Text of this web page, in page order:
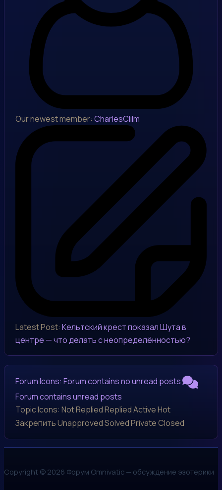
Our newest member: CharlesClilm
Latest Post: Кельтский крест показал Шута в
центре — что делать с неопределённостью?
Forum Icons: Forum contains no unread posts
Forum contains unread posts
Topic Icons: Not RepliedRepliedActiveHot
ЗакрепитьUnapprovedSolvedPrivateClosed
Copyright © 2026 Форум Omnivatic — обсуждение эзотерики